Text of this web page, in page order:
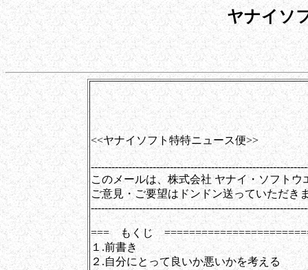
ヤナイソ
第0077号（
<<ヤナイソフト特特ニュース便>>
このメールは、株式会社 ヤナイ・ソフト
ご意見・ご要望はドンドン送っていただき
=== もくじ
１.前書き
２.自分にとって良いか悪いかを考える